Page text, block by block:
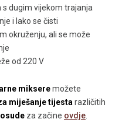
s dugim vijekom trajanja
i lako se čisti
okruženju, ali se može
od 220 V
mikseremožete
miješanje tijestarazličitih
za začine ovdje.